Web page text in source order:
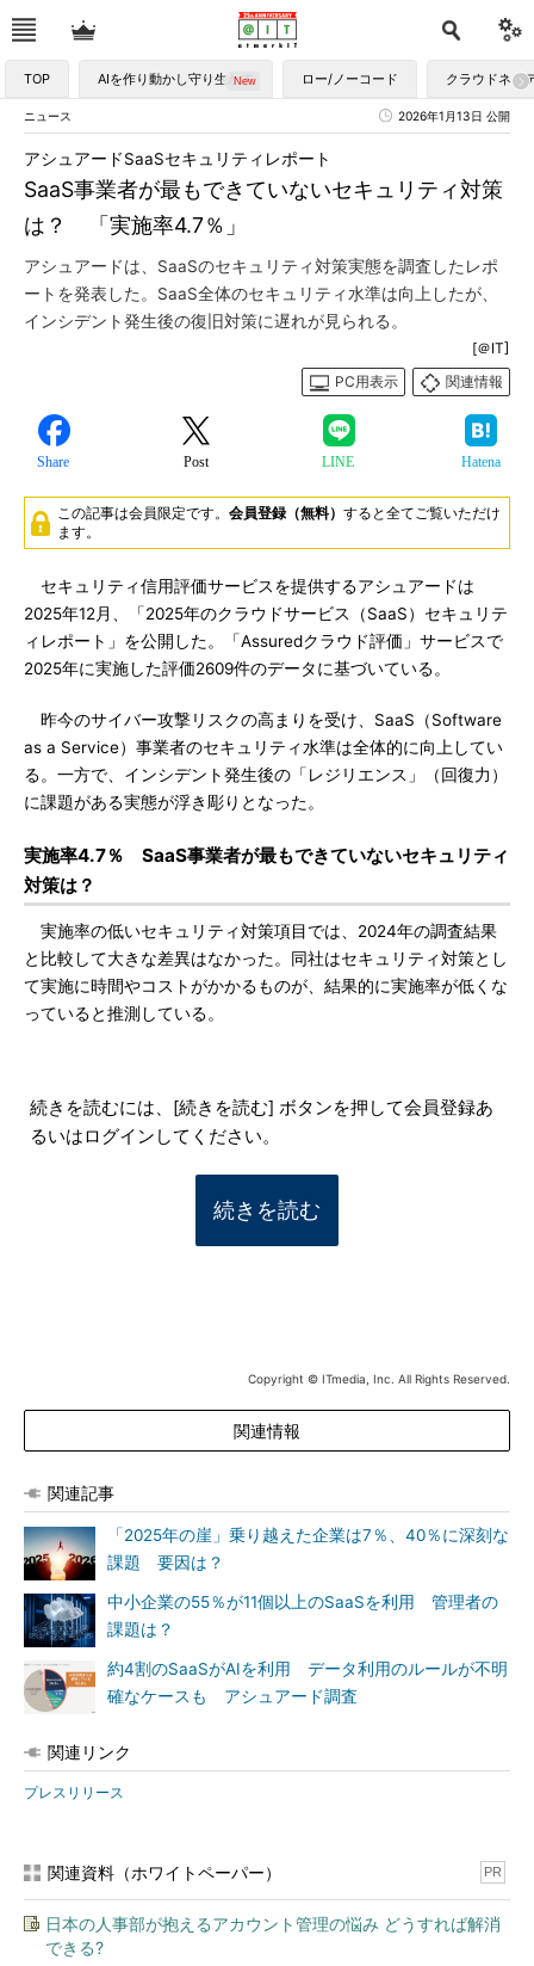
TOP AIを作り動かし守り生かす ロー/ノーコード クラウドネイ
ニュース 2026年1月13日 公開
SaaS事業者が最もできていないセキュリティ対策
は？ 「実施率4.7％」
アシュアードSaaSセキュリティレポート
アシュアードは、SaaSのセキュリティ対策実態を調査したレポ
ートを発表した。SaaS全体のセキュリティ水準は向上したが、
インシデント発生後の復旧対策に遅れが見られる。
[＠IT]
PC用表示
関連情報
Share Post LINE Hatena
この記事は会員限定です。 会員登録（無料） すると全てご覧いただけ
ます。
セキュリティ信用評価サービスを提供するアシュアードは
2025年12月、「2025年のクラウドサービス（SaaS）セキュリテ
ィレポート」を公開した。「Assuredクラウド評価」サービスで
2025年に実施した評価2609件のデータに基づいている。
昨今のサイバー攻撃リスクの高まりを受け、SaaS（Software
as a Service）事業者のセキュリティ水準は全体的に向上してい
る。一方で、インシデント発生後の「レジリエンス」（回復力）
に課題がある実態が浮き彫りとなった。
実施率4.7％ SaaS事業者が最もできていないセキュリティ
対策は？
実施率の低いセキュリティ対策項目では、2024年の調査結果
と比較して大きな差異はなかった。同社はセキュリティ対策とし
て実施に時間やコストがかかるものが、結果的に実施率が低くな
っていると推測している。
続きを読むには、[続きを読む] ボタンを押して会員登録あ
るいはログインしてください。
続きを読む
Copyright © ITmedia, Inc. All Rights Reserved.
関連情報
関連記事
「2025年の崖」乗り越えた企業は7％、40％に深刻な
課題 要因は？
中小企業の55％が11個以上のSaaSを利用 管理者の
課題は？
約4割のSaaSがAIを利用 データ利用のルールが不明
確なケースも アシュアード調査
関連リンク
プレスリリース
関連資料（ホワイトペーパー） PR
日本の人事部が抱えるアカウント管理の悩み どうすれば解消
できる?